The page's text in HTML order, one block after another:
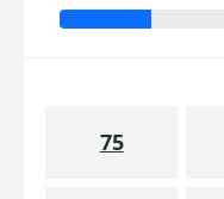
75